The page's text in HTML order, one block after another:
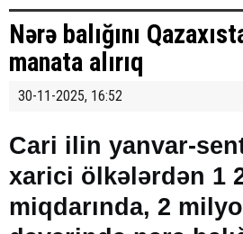
Nərə balığını
manata alırıq
30-11-2025, 16:52
Cari ilin yanvar-
xarici ölkələrdən 1
miqdarında, 2